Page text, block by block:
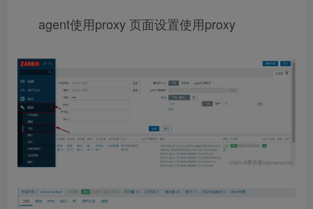
agent使用proxy 页面设置使用proxy